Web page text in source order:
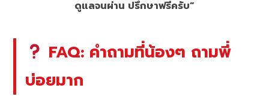
ดูแลจนผ่าน ปรึกษาฟรีครับ”
FAQ: คำถามที่น้องๆ ถามพี่
บ่อยมาก